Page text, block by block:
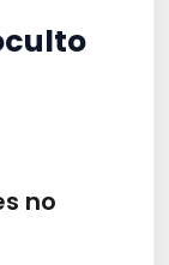
no